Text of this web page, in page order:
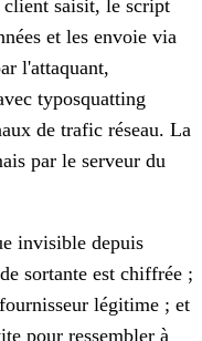
saisit, le script
et les envoie via
l'attaquant,
typosquatting
de trafic réseau. La
par le serveur du
invisible depuis
sortante est chiffrée ;
légitime ; et
pour ressembler à